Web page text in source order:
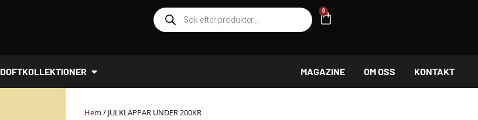
Produktsökning 0
VARUKORG
DOFTKOLLEKTIONER ÖPPNA DOFTKOLLEKTIONER MAGAZINE OM OSS KONTAKT
Hem / JULKLAPPAR UNDER 200KR